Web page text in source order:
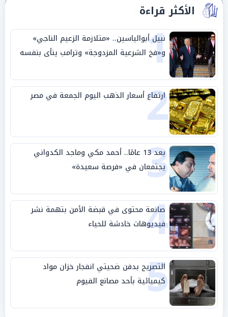
الأكثر قراءة
1
نبيل أبوالياسين.. «متلازمة الزعيم الناجي»
و«فخ الشرعية المزدوجة» وترامب ينأى بنفسه
وحليفه في «ميتم استراتيجي»
2
ارتفاع أسعار الذهب اليوم الجمعة في مصر
3 بعد 13 عامًا.. أحمد مكي وماجد الكدواني
يجتمعان في «فرصة سعيدة»
4
صانعة محتوى في قبضة الأمن بتهمة نشر
فيديوهات خادشة للحياء
5
التصريح بدفن ضحيتي انفجار خزان مواد
كيميائية بأحد مصانع الفيوم